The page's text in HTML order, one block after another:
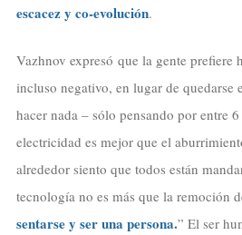
escacez y co-evolución.
Vazhnov expresó que la gente prefiere
incluso negativo, en lugar de quedarse
hacer nada – sólo pensando por entre
electricidad es mejor que el
alrededor siento que todos están
tecnología no es más que la remoción
sentarse y ser una persona.” El ser